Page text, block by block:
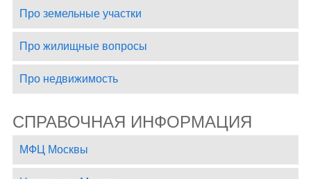
Про земельные участки
Про жилищные вопросы
Про недвижимость
СПРАВОЧНАЯ ИНФОРМАЦИЯ
МФЦ Москвы